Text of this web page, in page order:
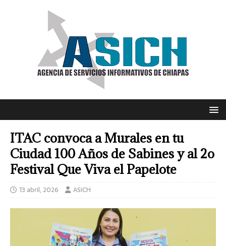
ITAC convoca a Murales en tu
Ciudad 100 Años de Sabines y al 2o
Festival Que Viva el Papelote
13 abril, 2026 ASICH